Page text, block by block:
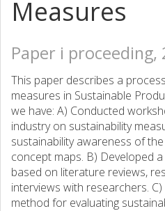
Measures
Paper i proceeding,
This paper describes a
measures in Sustainable
we have: A) Conducted
industry on sustainability
sustainability awareness of
concept maps. B) Developed
based on literature reviews,
interviews with researchers.
method for evaluating